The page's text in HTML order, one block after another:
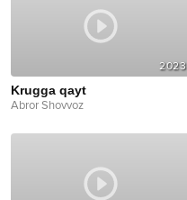
2023
Krugga qayt
Abror Shovvoz